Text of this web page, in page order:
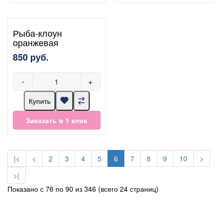
Рыба-клоун
оранжевая
850 руб.
- +
Купить
Заказать в 1 клик
|< < 2 3 4 5 6 7 8 9 10
>
>|
Показано с 76 по 90 из 346 (всего 24 страниц)